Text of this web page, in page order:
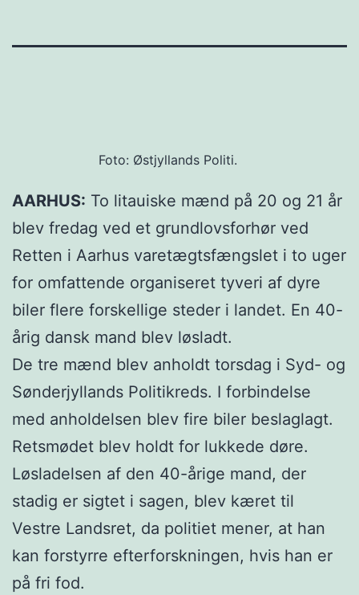
Foto: Østjyllands Politi.
AARHUS: To litauiske mænd på 20 og 21 år
blev fredag ved et grundlovsforhør ved
Retten i Aarhus varetægtsfængslet i to uger
for omfattende organiseret tyveri af dyre
biler flere forskellige steder i landet. En 40-
årig dansk mand blev løsladt.
De tre mænd blev anholdt torsdag i Syd- og
Sønderjyllands Politikreds. I forbindelse
med anholdelsen blev fire biler beslaglagt.
Retsmødet blev holdt for lukkede døre.
Løsladelsen af den 40-årige mand, der
stadig er sigtet i sagen, blev kæret til
Vestre Landsret, da politiet mener, at han
kan forstyrre efterforskningen, hvis han er
på fri fod.